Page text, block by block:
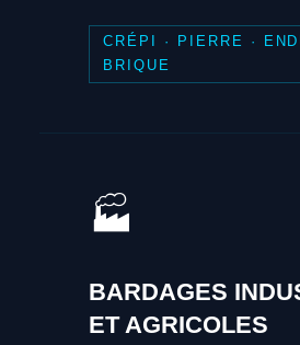
CRÉPI · PIERRE ·
BRIQUE
🏭
BARDAGES
ET AGRICOLES